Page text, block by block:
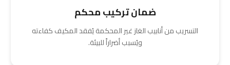
ضمان تركيب محكم
التسريب من أنابيب الغاز غير المحكمة يُفقد المكيف كفاءته
ويُسبب أضراراً للبيئة.